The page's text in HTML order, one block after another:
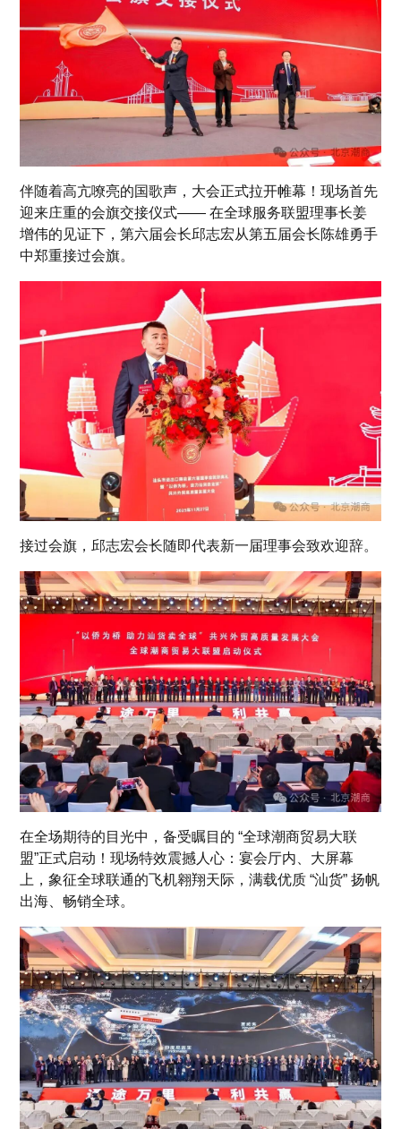
伴随着高亢嘹亮的国歌声，大会正式拉开帷幕！现场首先
迎来庄重的会旗交接仪式—— 在全球服务联盟理事长姜
增伟的见证下，第六届会长邱志宏从第五届会长陈雄勇手
中郑重接过会旗。
接过会旗，邱志宏会长随即代表新一届理事会致欢迎辞。
在全场期待的目光中，备受瞩目的 “全球潮商贸易大联
盟”正式启动！现场特效震撼人心：宴会厅内、大屏幕
上，象征全球联通的飞机翱翔天际，满载优质 “汕货” 扬帆
出海、畅销全球。